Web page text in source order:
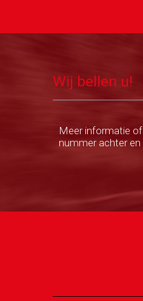
Wij bellen u!
Meer informatie
nummer achter en